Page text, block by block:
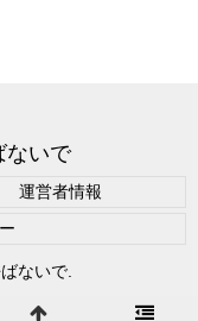
ないで
運営者情報
ないで.